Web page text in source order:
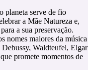
planeta serve de fio
a Mãe Natureza e,
a sua preservação.
nomes maiores da música
Waldteufel, Elgar
promete momentos de